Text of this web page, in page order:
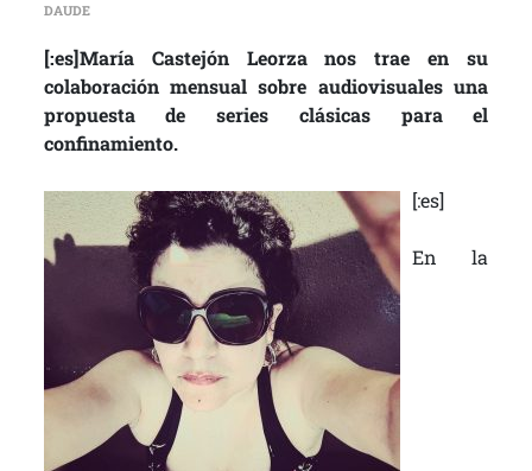
DAUDE[:ES]SERIES | PROPUESTAS DE SERIES CLÁSICAS PARA EL
[:es]María Castejón Leorza nos trae en su
colaboración mensual sobre audiovisuales una
propuesta de series clásicas para el
confinamiento.
[:es]
En la